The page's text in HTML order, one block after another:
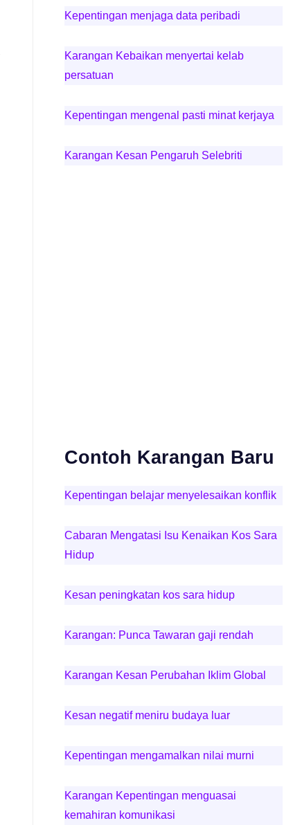
Kepentingan menjaga data peribadi
Karangan Kebaikan menyertai kelab
persatuan
Kepentingan mengenal pasti minat kerjaya
Karangan Kesan Pengaruh Selebriti
Contoh Karangan Baru
Kepentingan belajar menyelesaikan konflik
Cabaran Mengatasi Isu Kenaikan Kos Sara
Hidup
Kesan peningkatan kos sara hidup
Karangan: Punca Tawaran gaji rendah
Karangan Kesan Perubahan Iklim Global
Kesan negatif meniru budaya luar
Kepentingan mengamalkan nilai murni
Karangan Kepentingan menguasai
kemahiran komunikasi